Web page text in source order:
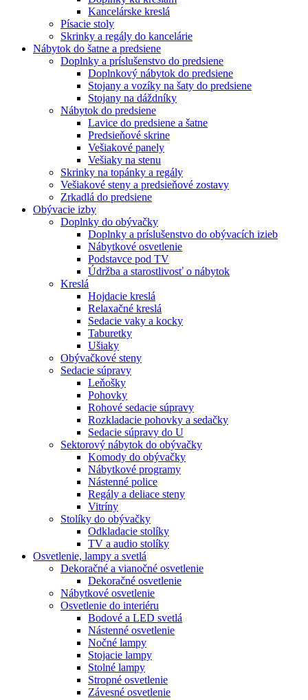
Kancelárske kreslá
Písacie stoly
Skrinky a regály do kancelárie
Nábytok do šatne a predsiene
Doplnky a príslušenstvo do predsiene
Doplnkový nábytok do predsiene
Stojany a vozíky na šaty do predsiene
Stojany na dáždníky
Nábytok do predsiene
Lavice do predsiene a šatne
Predsieňové skrine
Vešiakové panely
Vešiaky na stenu
Skrinky na topánky a regály
Vešiakové steny a predsieňové zostavy
Zrkadlá do predsiene
Obývacie izby
Doplnky do obývačky
Doplnky a príslušenstvo do obývacích izieb
Nábytkové osvetlenie
Podstavce pod TV
Údržba a starostlivosť o nábytok
Kreslá
Hojdacie kreslá
Relaxačné kreslá
Sedacie vaky a kocky
Taburetky
Ušiaky
Obývačkové steny
Sedacie súpravy
Leňošky
Pohovky
Rohové sedacie súpravy
Rozkladacie pohovky a sedačky
Sedacie súpravy do U
Sektorový nábytok do obývačky
Komody do obývačky
Nábytkové programy
Nástenné police
Regály a deliace steny
Vitríny
Stolíky do obývačky
Odkladacie stolíky
TV a audio stolíky
Osvetlenie, lampy a svetlá
Dekoračné a vianočné osvetlenie
Dekoračné osvetlenie
Nábytkové osvetlenie
Osvetlenie do interiéru
Bodové a LED svetlá
Nástenné osvetlenie
Nočné lampy
Stojacie lampy
Stolné lampy
Stropné osvetlenie
Závesné osvetlenie